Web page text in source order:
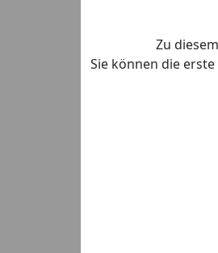
Zu
Sie können die